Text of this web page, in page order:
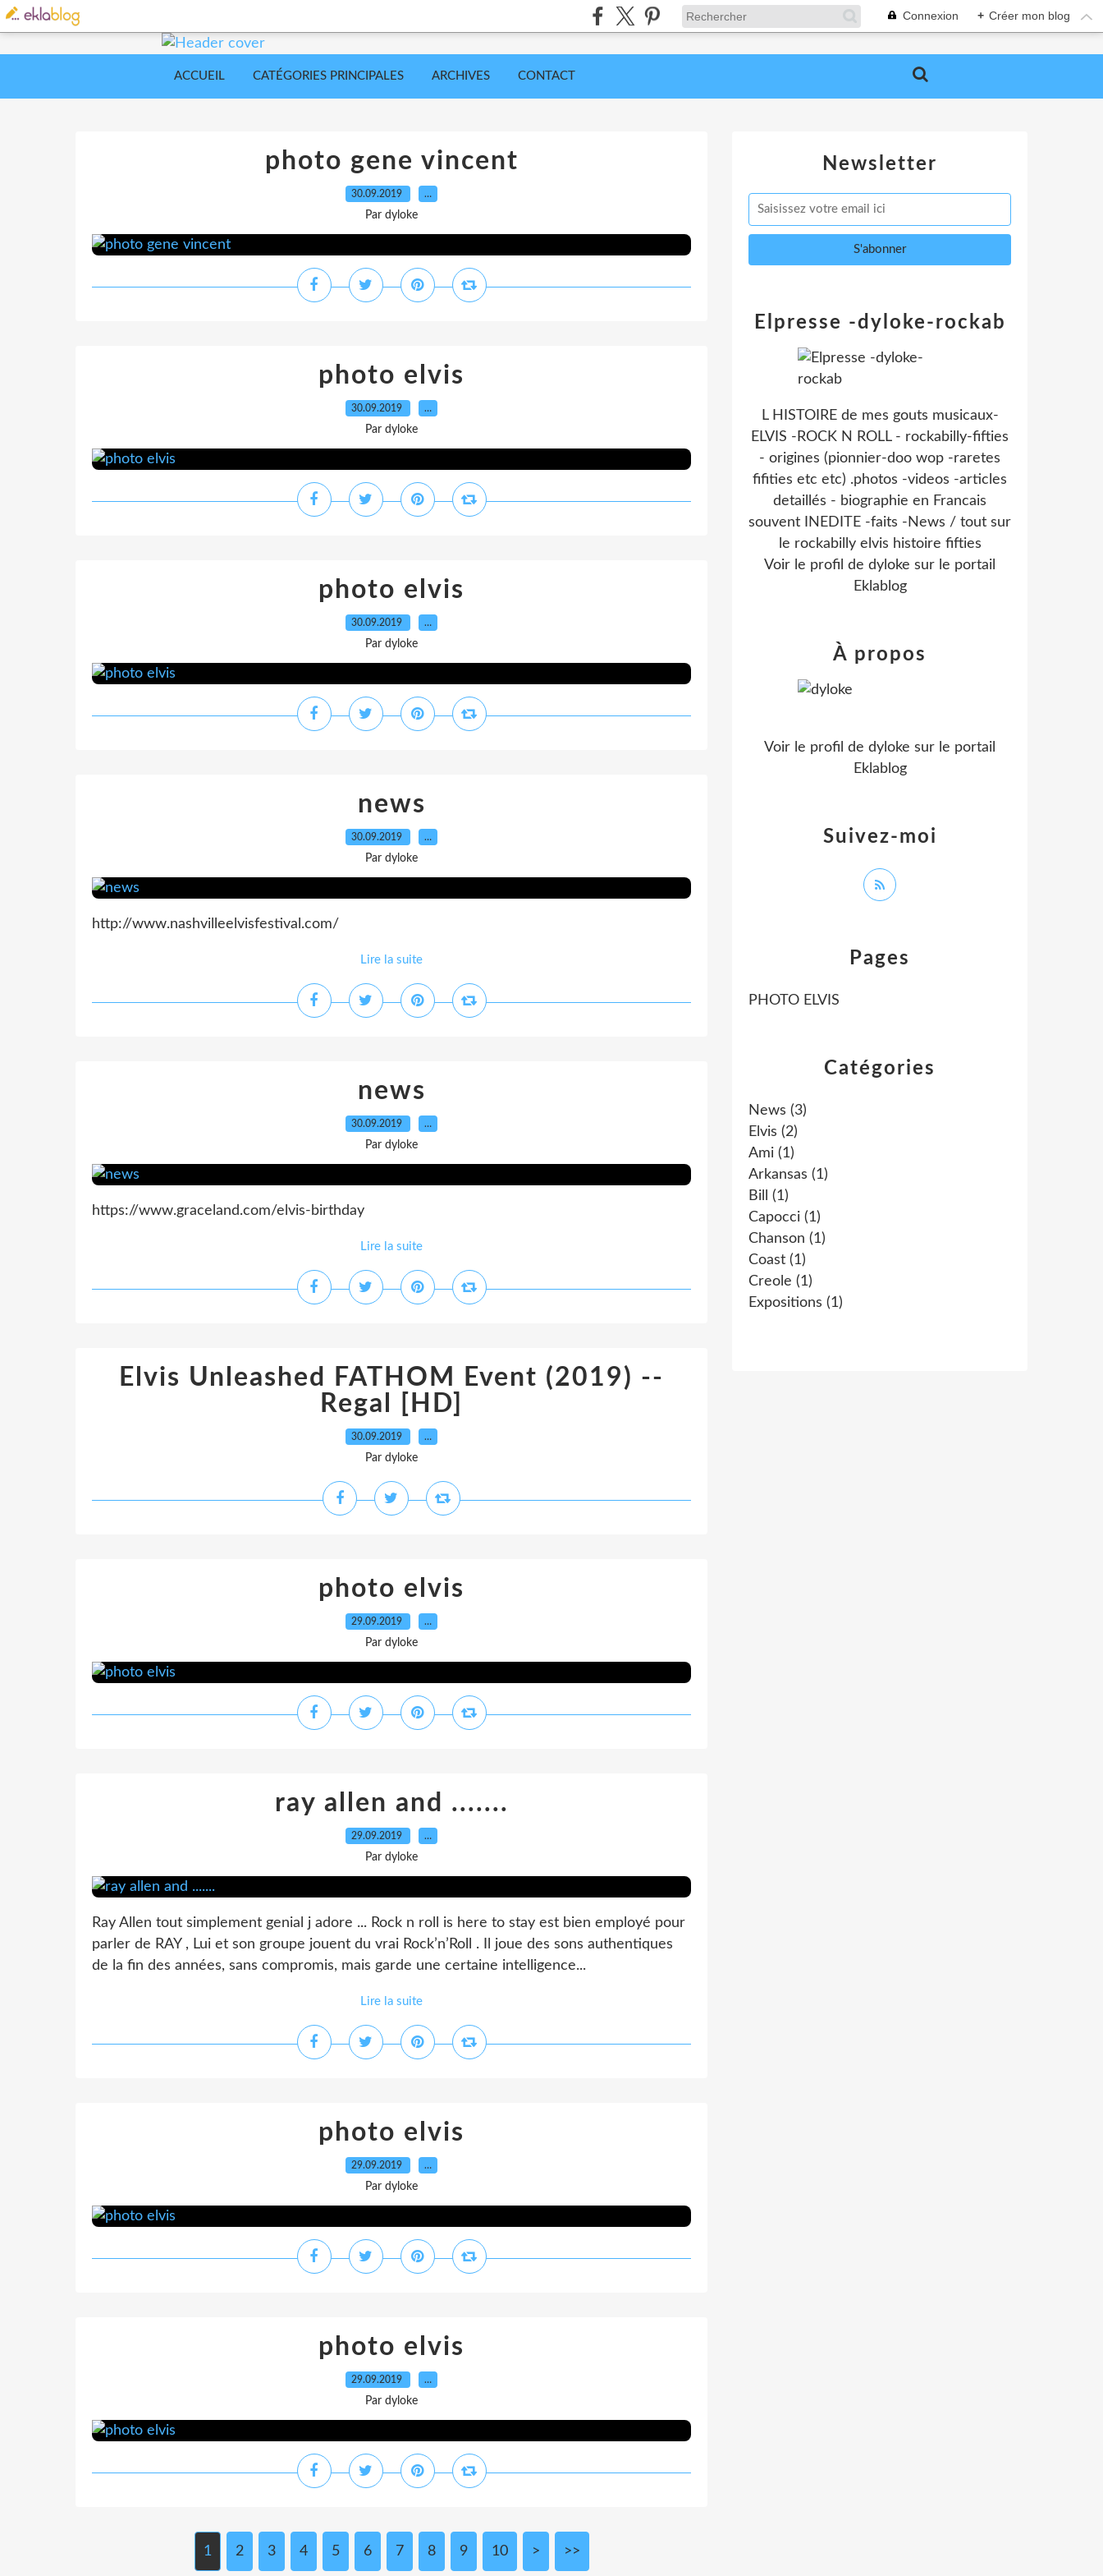
Connexion + Créer mon blog
ACCUEIL CATÉGORIES PRINCIPALES ARCHIVES CONTACT
photo gene vincent
30.09.2019 …
Par dyloke
photo elvis
30.09.2019 …
Par dyloke
photo elvis
30.09.2019 …
Par dyloke
news
30.09.2019 …
Par dyloke
http://www.nashvilleelvisfestival.com/
Lire la suite
news
30.09.2019 …
Par dyloke
https://www.graceland.com/elvis-birthday
Lire la suite
Elvis Unleashed FATHOM Event (2019) --
Regal [HD]
30.09.2019 …
Par dyloke
photo elvis
29.09.2019 …
Par dyloke
ray allen and .......
29.09.2019 …
Par dyloke
Ray Allen tout simplement genial j adore ... Rock n roll is here to stay est bien employé pour
parler de RAY , Lui et son groupe jouent du vrai Rock’n’Roll . Il joue des sons authentiques
de la fin des années, sans compromis, mais garde une certaine intelligence...
Lire la suite
photo elvis
29.09.2019 …
Par dyloke
photo elvis
29.09.2019 …
Par dyloke
1 2 3 4 5 6 7 8 9 10 > >>
Newsletter
Catégories
News (3)
Elvis (2)
Ami (1)
Arkansas (1)
Bill
(1)
Capocci (1)
Chanson (1)
Coast (1)
Creole (1)
Expositions (1)
Pages
PHOTO ELVIS
Elpresse -dyloke-rockab
L HISTOIRE de mes gouts musicaux-
ELVIS -ROCK N ROLL - rockabilly-fifties
- origines (pionnier-doo wop -raretes
fifities etc etc) .photos -videos -articles
detaillés - biographie en Francais
souvent INEDITE -faits -News / tout sur
le rockabilly elvis histoire fifties
Voir le profil de dyloke sur le portail
Eklablog
Suivez-moi
À propos
Voir le profil de dyloke sur le portail
Eklablog